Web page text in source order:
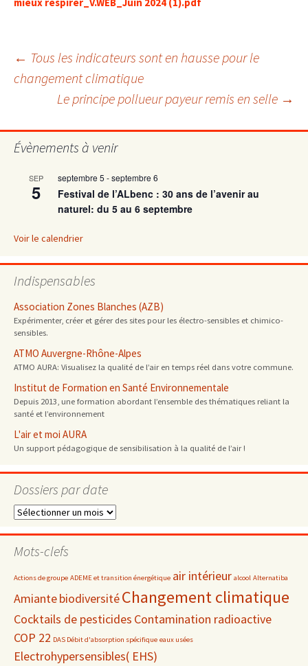
Navigation
articles
← Tous les indicateurs sont en hausse pour le
changement climatique
Le principe pollueur payeur remis en selle →
Évènements à venir
SEP
5
septembre 5 -septembre 6
Festival de l’ALbenc : 30 ans de l’avenir au
naturel: du 5 au 6 septembre
Voir le calendrier
Indispensables
Association Zones Blanches (AZB)
Expérimenter, créer et gérer des sites pour les électro-sensibles et chimico-
sensibles.
ATMO Auvergne-Rhône-Alpes
ATMO AURA: Visualisez la qualité de l’air en temps réel dans votre commune.
Institut de Formation en Santé Environnementale
Depuis 2013, une formation abordant l’ensemble des thématiques reliant la
santé et l’environnement
L'air et moi AURA
Un support pédagogique de sensibilisation à la qualité de l’air !
Dossiers par date
Dossiers
date
Mots-clefs
Actions de groupe ADEME et transition énergétique air intérieur alcool Alternatiba
AmiantebiodiversitéChangement climatique
Cocktails de pesticides Contamination radioactive
COP 22 DAS Débit d'absorption spécifique eaux usées
Electrohypersensibles( EHS)